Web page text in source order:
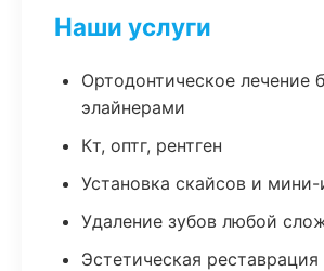
Наши услуги
Ортодонтическое лечение
элайнерами
Кт, оптг, рентген
Установка скайсов и
Удаление зубов любой
Эстетическая